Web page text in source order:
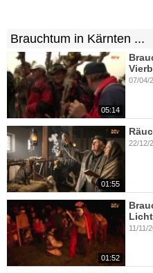
Brauchtum in Kärnten ...
05:14
07/04/
01:55
22/12/
01:52
11/11/